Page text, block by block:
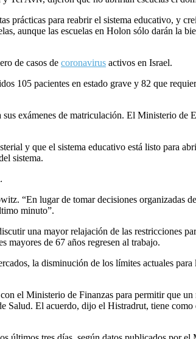
para reabrir el sistema educativo, y
aunque las escuelas en Holon sólo darán la
de casos de coronavirus activos en Israel.
105 pacientes en estado grave y 82 que
exámenes de matriculación. El Ministerio de
y que el sistema educativo está listo para
sistema.
“En lugar de tomar decisiones organizadas
minuto”.
una mayor relajación de las restricciones
mayores de 67 años regresen al trabajo.
la disminución de los límites actuales
el Ministerio de Finanzas para permitir que
Salud. El acuerdo, dijo el Histradrut, tiene